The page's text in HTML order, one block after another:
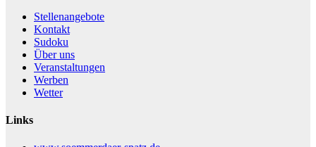
Stellenangebote
Kontakt
Sudoku
Über uns
Veranstaltungen
Werben
Wetter
Links